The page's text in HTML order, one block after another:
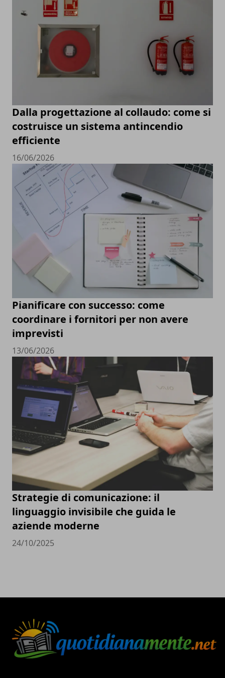
Dalla progettazione al collaudo: come si
costruisce un sistema antincendio
efficiente
16/06/2026
Pianificare con successo: come
coordinare i fornitori per non avere
imprevisti
13/06/2026
Strategie di comunicazione: il
linguaggio invisibile che guida le
aziende moderne
24/10/2025